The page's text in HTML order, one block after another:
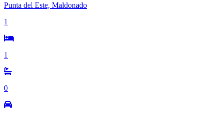
Punta del Este, Maldonado
1
1
0